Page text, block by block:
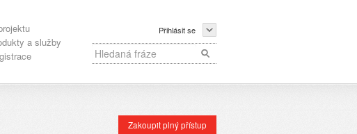
a služby
Přihlásit se
Zakoupit plný přístup